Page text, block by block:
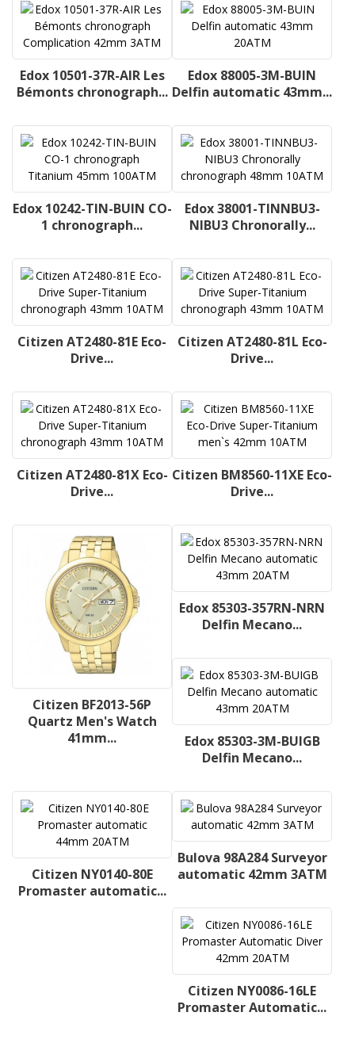
Edox 10501-37R-AIR Les
Bémonts chronograph...
Edox 88005-3M-BUIN
Delfin automatic 43mm...
Edox 10242-TIN-BUIN CO-
1 chronograph...
Edox 38001-TINNBU3-
NIBU3 Chronorally...
Citizen AT2480-81E Eco-
Drive...
Citizen AT2480-81L Eco-
Drive...
Citizen AT2480-81X Eco-
Drive...
Citizen BM8560-11XE Eco-
Drive...
Citizen BF2013-56P
Quartz Men's Watch
41mm...
Edox 85303-357RN-NRN
Delfin Mecano...
Edox 85303-3M-BUIGB
Delfin Mecano...
Citizen NY0140-80E
Promaster automatic...
Bulova 98A284 Surveyor
automatic 42mm 3ATM
Citizen NY0086-16LE
Promaster Automatic...